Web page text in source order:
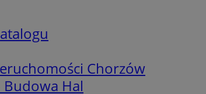
Chorzów
Hal